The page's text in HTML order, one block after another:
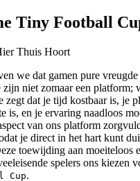
Tiny Football
Thuis Hoort
we dat gamen pure
zijn niet zomaar een platform;
zegt dat je tijd kostbaar is, je
is, en je ervaring naadloos
van ons platform
je direct in het hart kunt
toewijding aan moeiteloos
spelers ons kiezen
Cup.